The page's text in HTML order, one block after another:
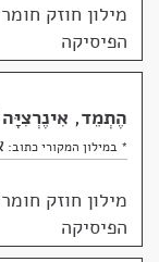
מילון חוזק
הפיסיקה
הֶתְמֵד, אִינֶרְצִיָּה
* במילון המקורי כתוב:
מילון חוזק
הפיסיקה